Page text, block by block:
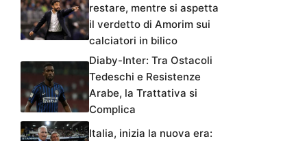
restare, mentre si aspetta
il verdetto di Amorim sui
calciatori in bilico
Diaby-Inter: Tra Ostacoli
Tedeschi e Resistenze
Arabe, la Trattativa si
Complica
Italia, inizia la nuova era: